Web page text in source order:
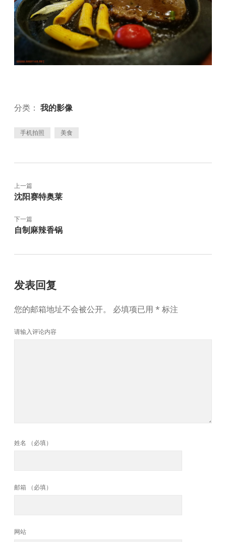
分类： 我的影像
手机拍照 美食
上一篇
沈阳赛特奥莱
下一篇
自制麻辣香锅
发表回复
您的邮箱地址不会被公开。 必填项已用 * 标注
请输入评论内容
姓名 （必填）
邮箱 （必填）
网站